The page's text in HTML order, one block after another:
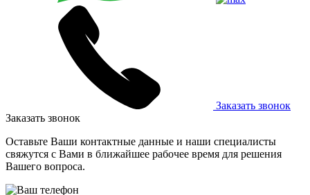
Заказать звонок
Заказать звонок
Оставьте Ваши контактные данные и наши специалисты
свяжутся с Вами в ближайшее рабочее время для решения
Вашего вопроса.